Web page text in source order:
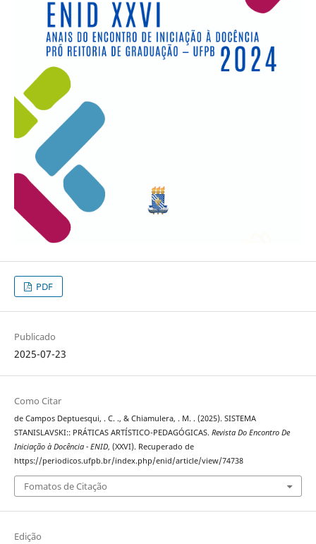
PDF
Publicado
2025-07-23
Como Citar
de Campos Deptuesqui, . C. ., & Chiamulera, . M. . (2025). SISTEMA
STANISLAVSKI:: PRÁTICAS ARTÍSTICO-PEDAGÓGICAS. Revista Do Encontro De
Iniciação à Docência - ENID, (XXVI). Recuperado de
https://periodicos.ufpb.br/index.php/enid/article/view/74738
Fomatos de Citação
Edição